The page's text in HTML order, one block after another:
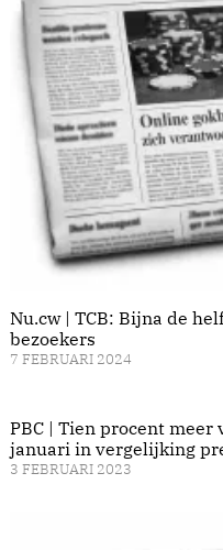
Nu.cw | TCB: Bijna de
bezoekers
7 FEBRUARI 2024
PBC | Tien procent
januari in vergelijking
3 FEBRUARI 2023